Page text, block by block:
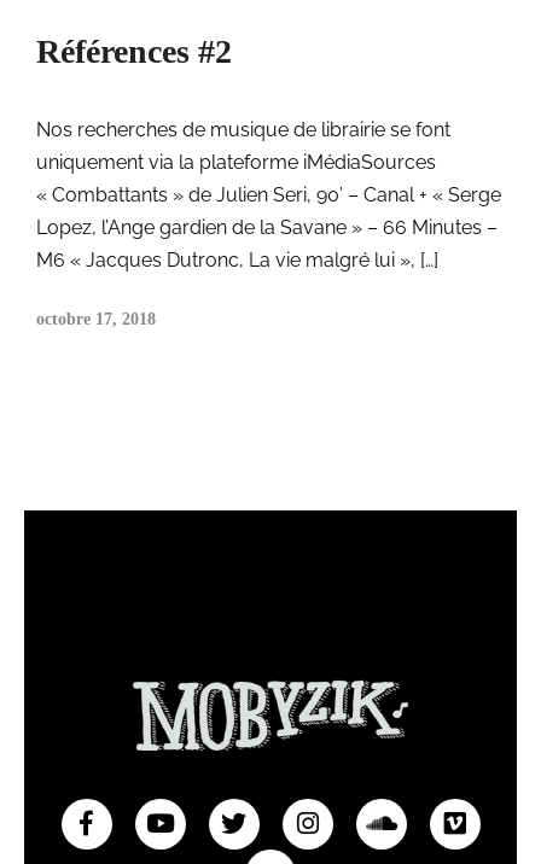
Références #2
Nos recherches de musique de librairie se font
uniquement via la plateforme iMédiaSources
« Combattants » de Julien Seri, 90’ – Canal + « Serge
Lopez, l’Ange gardien de la Savane » – 66 Minutes –
M6 « Jacques Dutronc, La vie malgré lui », […]
octobre 17, 2018